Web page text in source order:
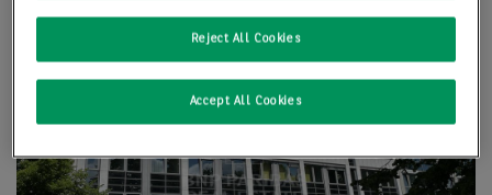
Reject All Cookies
Accept All Cookies